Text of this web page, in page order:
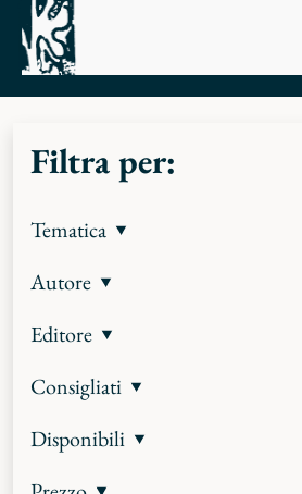
Filtra per:
Tematica
Autore
Editore
Consigliati
Disponibili